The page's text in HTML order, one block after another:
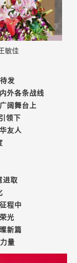
敏佳
发
外各条战线
阔舞台上
领下
友人
进取
程中
光
新篇
量